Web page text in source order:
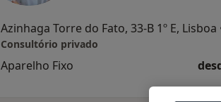
Azinhaga Torre do Fato, 33-B 1º E, Lisboa
Consultório privado
Aparelho Fixo